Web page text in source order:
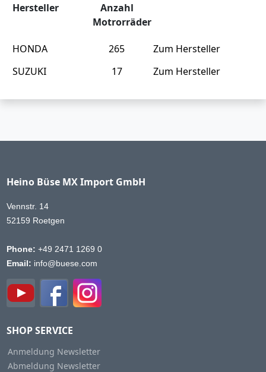
Hersteller
Anzahl
Motrorräder
HONDA 265
Zum Hersteller
SUZUKI
17 Zum Hersteller
Heino Büse MX Import GmbH
Vennstr. 14
52159 Roetgen
Phone: +49 2471 1269 0
Email: info@buese.com
SHOP SERVICE
Anmeldung Newsletter
Abmeldung Newsletter